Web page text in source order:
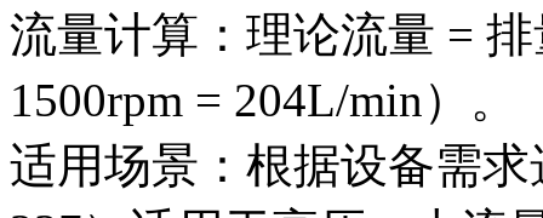
流量计算：理论流量 =
1500rpm = 204L/min）。
适用场景：根据设备需